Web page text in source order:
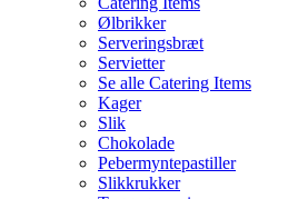
Ølbrikker
Serveringsbræt
Servietter
Se alle Catering Items
Kager
Slik
Chokolade
Pebermyntepastiller
Slikkrukker